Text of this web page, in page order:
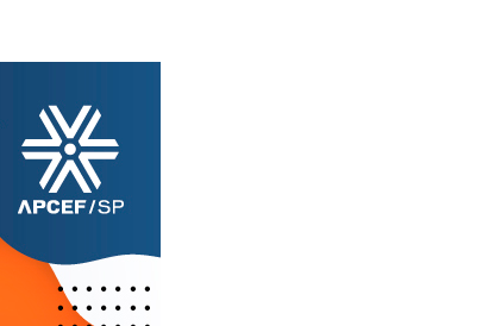
Aproveite a parceria da Apcef
com o Sesi e invista em saúde
e momentos de lazer!